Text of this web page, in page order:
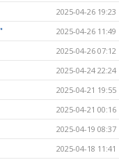
2025-04-26 19:23
2025-04-26 11:49
2025-04-26 07:12
2025-04-24 22:24
2025-04-21 19:55
2025-04-21 00:16
2025-04-19 08:37
2025-04-18 11:41